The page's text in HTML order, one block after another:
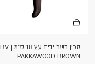
סכין בשר ידית עץ 18 ס"מ BV |
PAKKAWOOD BROWN